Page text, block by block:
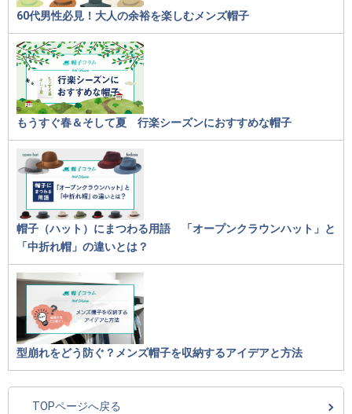
60代男性必見！大人の余裕を楽しむメンズ帽子
もうすぐ春＆そして夏 行楽シーズンにおすすめな帽子
帽子（ハット）にまつわる用語 「オープンクラウンハット」と
「中折れ帽」の違いとは？
型崩れをどう防ぐ？メンズ帽子を収納するアイデアと方法
TOPページへ戻る